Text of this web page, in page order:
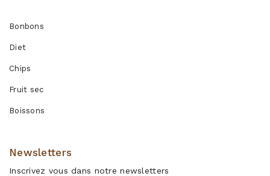
Bonbons
Diet
Chips
Fruit sec
Boissons
Newsletters
Inscrivez vous dans notre newsletters